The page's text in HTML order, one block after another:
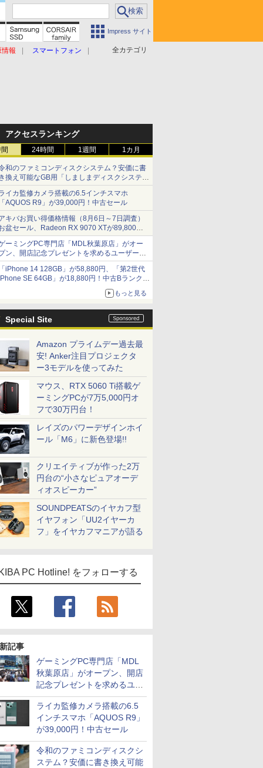
Impress サイト
全カテゴリ
情報 スマートフォン
アクセスランキング
24時間 1週間 1カ月
和のファミコンディスクシステム？安価に書
換え可能なGB用「しましまディスクシステ
」
イカ監修カメラ搭載の6.5インチスマホ
AQUOS R9」が39,000円！中古セール
キバお買い得価格情報（8月6日～7日調査）
盆セール、Radeon RX 9070 XTが89,800
、水平周波数24.8kHz対応の17型モニターが
円、暑さ指数連動セール ほか
ーミングPC専門店「MDL秋葉原店」がオー
ン、開店記念プレゼントを求めるユーザーが
し寄せ長蛇の列に
iPhone 14 128GB」が58,880円、「第2世代
SE 64GB」が18,880円！中古Bランク品
もっと見る
Special Site
Amazon プライムデー過去最
安! Anker注目プロジェクタ
ー3モデルを使ってみた
マウス、RTX 5060 Ti搭載ゲ
ーミングPCが7万5,000円オ
フで30万円台！
レイズのパワーデザインホイ
ール「M6」に新色登場!!
クリエイティブが作った2万
円台の“小さなピュアオーデ
ィオスピーカー”
SOUNDPEATSのイヤカフ型
イヤフォン「UU2イヤーカ
フ」をイヤカフマニアが語る
PC Hotline! をフォローする
記事
ゲーミングPC専門店「MDL
秋葉原店」がオープン、開店
記念プレゼントを求めるユー
ザーが押し寄せ長蛇の列に
ライカ監修カメラ搭載の6.5
インチスマホ「AQUOS R9」
が39,000円！中古セール
令和のファミコンディスクシ
ステム？安価に書き換え可能